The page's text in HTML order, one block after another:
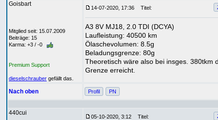
Goisbart
Mitglied seit: 15.07.2009
Beiträge: 15
Karma: +3 / -0
Premium Support
dieselschrauber gefällt das.
14-07-2020, 17:36 Titel:
A3 8V MJ18, 2.0 TDI (DCYA)
Laufleistung: 40500 km
Ölaschevolumen: 8.5g
Beladungsgrenze: 80g
Theoretisch wäre also bei insges. 380tkm
Grenze erreicht.
Nach oben Profil PN
440cui
05-10-2020, 3:12 Titel: